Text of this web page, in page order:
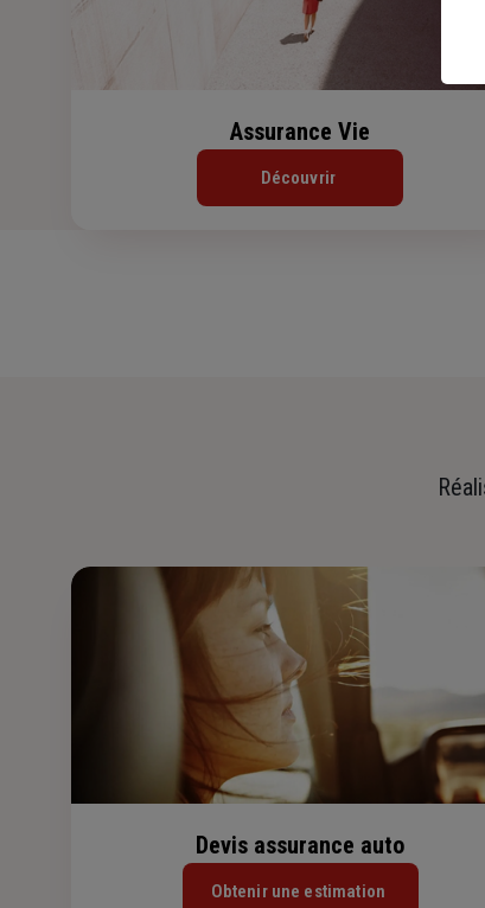
Assurance Vie
Découvrir
Devis assurance auto
Obtenir une estimation